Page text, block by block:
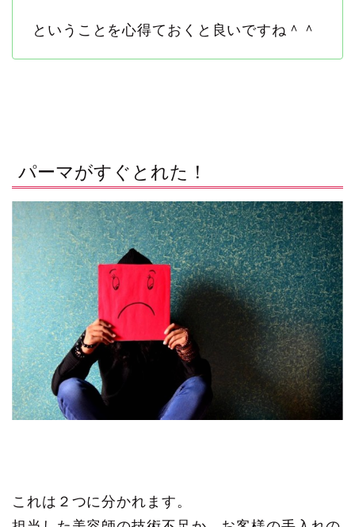
ということを心得ておくと良いですね＾＾
パーマがすぐとれた！
これは２つに分かれます。